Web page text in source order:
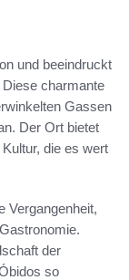
und beeindruckt
charmante
Gassen
Der Ort bietet
die es wert
Vergangenheit,
der
so